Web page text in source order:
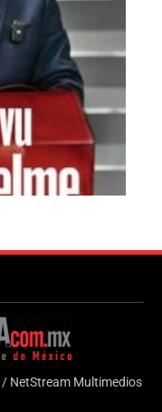
NetStream Multimedios